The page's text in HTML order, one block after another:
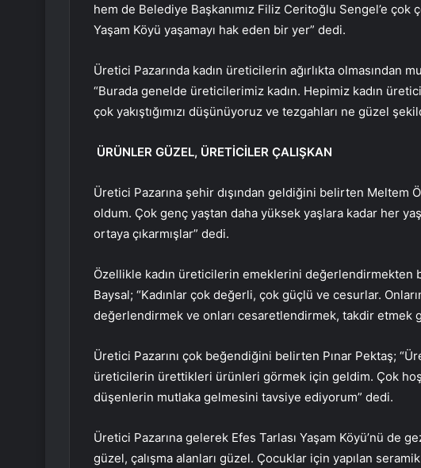
hem de Belediye Başkanımız Filiz Ceritoğlu Sengel’e
Yaşam Köyü yaşamayı hak eden bir yer” dedi.
Üretici Pazarında kadın üreticilerin ağırlıkta olmasından
“Burada genelde üreticilerimiz kadın. Hepimiz kadın
çok yakıştığımızı düşünüyoruz ve tezgahları ne güzel
ÜRÜNLER GÜZEL, ÜRETİCİLER ÇALIŞKAN
Üretici Pazarına şehir dışından geldiğini belirten Meltem
oldum. Çok genç yaştan daha yüksek yaşlara kadar her
ortaya çıkarmışlar” dedi.
Özellikle kadın üreticilerin emeklerini
Baysal; “Kadınlar çok değerli, çok güçlü ve cesurlar.
değerlendirmek ve onları cesaretlendirmek, takdir etmek
Üretici Pazarını çok beğendiğini belirten Pınar Pektaş;
üreticilerin ürettikleri ürünleri görmek için geldim. Çok
düşenlerin mutlaka gelmesini tavsiye ediyorum” dedi.
Üretici Pazarına gelerek Efes Tarlası Yaşam Köyü’nü de
güzel, çalışma alanları güzel. Çocuklar için yapılan